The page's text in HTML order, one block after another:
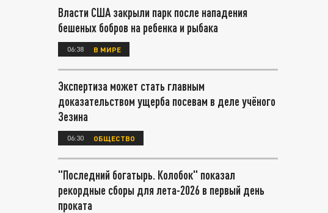
Власти США закрыли парк после нападения
бешеных бобров на ребенка и рыбака
06:38 В МИРЕ
Экспертиза может стать главным
доказательством ущерба посевам в деле учёного
Зезина
06:30 ОБЩЕСТВО
"Последний богатырь. Колобок" показал
рекордные сборы для лета-2026 в первый день
проката